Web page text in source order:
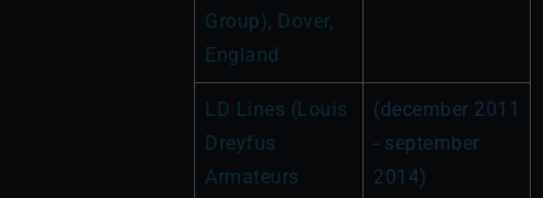
Group), Dover,
England
LD Lines (Louis
Dreyfus
Armateurs
(december 2011
- september
2014)